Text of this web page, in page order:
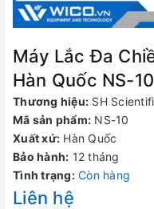
Máy Lắc Đa
Hàn Quốc NS-
Thương hiệu: SH
Mã sản phẩm: NS-10
Xuất xứ: Hàn Quốc
Bảo hành: 12 tháng
Tình trạng: Còn hàng
Liên hệ